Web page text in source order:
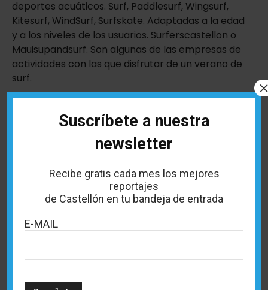
deportes acuáticos. Surf, Paddlesurf, Wingsurf,
Kitesurf, WindSurf, Surfskate. Adaptadas a la edad
y a los niveles de los usuarios. Surferscastellon o
Mauisupandsurf. Son algunas de las empresas de
actividades con las que disfrutar de un verano de
surf.
Suscríbete a nuestra
newsletter
Recibe gratis cada mes los mejores
reportajes
de Castellón en tu bandeja de entrada
E-MAIL